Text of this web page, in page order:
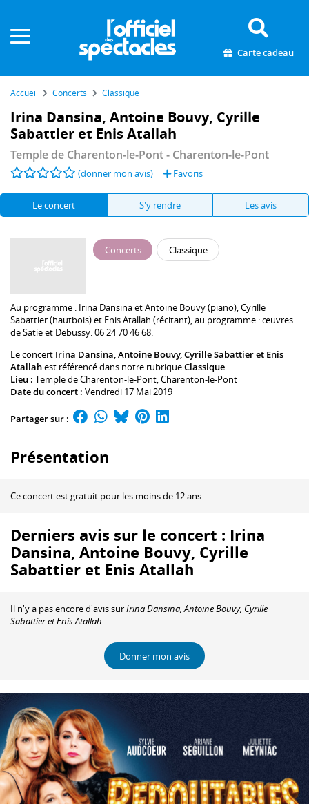
Carte cadeau
Accueil Concerts Classique
Irina Dansina, Antoine Bouvy, Cyrille
Sabattier et Enis Atallah
Temple de Charenton-le-Pont- Charenton-le-Pont
(donner mon avis) Favoris
Le concert S'y rendre Les avis
Concerts Classique
Au programme : Irina DansinaetAntoine Bouvy(piano),Cyrille
Sabattier(hautbois) et Enis Atallah (récitant), au programme : œuvres
de Satie et Debussy. 06 24 70 46 68.
Le concert Irina Dansina, Antoine Bouvy, Cyrille Sabattier et Enis
Atallahest référencé dans notre rubriqueClassique.
Lieu : Temple de Charenton-le-Pont, Charenton-le-Pont
Date du concert : Vendredi 17 Mai 2019
Partager sur :
Présentation
Ce concert est gratuit pour les moins de 12 ans.
Derniers avis sur le concert : Irina
Dansina, Antoine Bouvy, Cyrille
Sabattier et Enis Atallah
Il n'y a pas encore d'avis surIrina Dansina, Antoine Bouvy, Cyrille
Sabattier et Enis Atallah.
Donner mon avis